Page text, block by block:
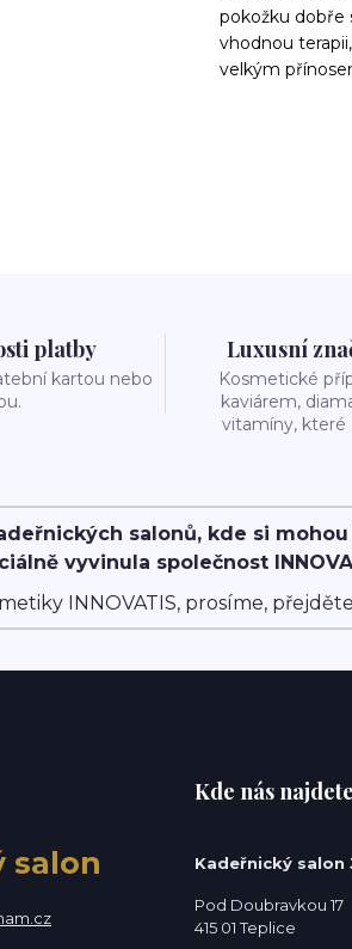
pokožku dobře
vhodnou
velkým
platby
kartou nebo
Luxusní
Kosmetické
kaviárem,
vitamíny, které
salonů, kde si
vyvinula společnost
INNOVATIS, prosíme,
salon
Kde nás najdete
Kadeřnický salon
Pod Doubravkou 17
415 01 Teplice